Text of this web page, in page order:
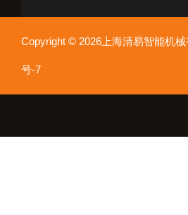
Copyright © 2026上海清易智能机
号-7